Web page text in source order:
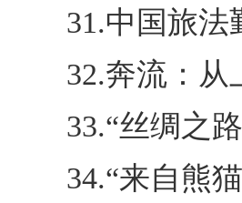
31.中国旅
32.奔流：
33.“丝绸之
34.“来自熊